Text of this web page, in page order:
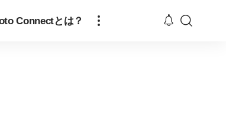
Connectとは？